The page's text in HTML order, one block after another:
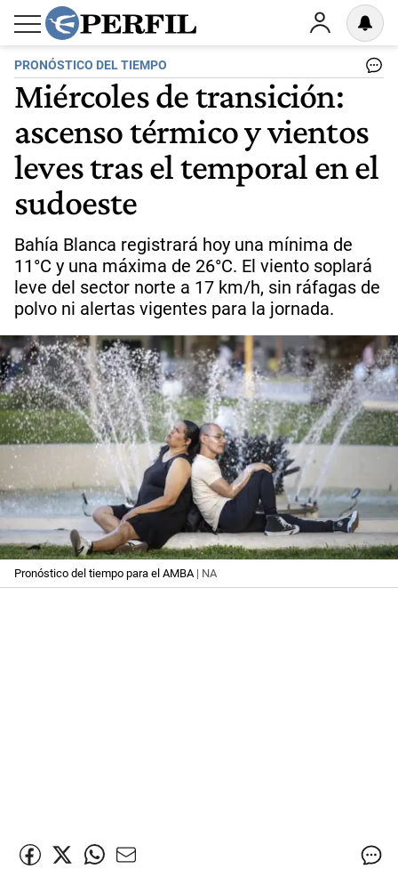
PRONÓSTICO DEL TIEMPO
Miércoles de transición:
ascenso térmico y vientos
leves tras el temporal en el
sudoeste
Bahía Blanca registrará hoy una mínima de
11°C y una máxima de 26°C. El viento soplará
leve del sector norte a 17 km/h, sin ráfagas de
polvo ni alertas vigentes para la jornada.
Pronóstico del tiempo para el AMBA| NA